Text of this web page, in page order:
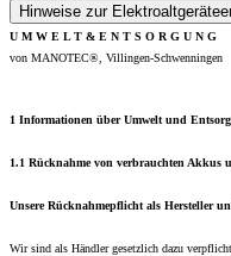
Hinweise zur
U M W E L T & E N T S O R G U N G
von MANOTEC®, Villingen-Schwenningen
1 Informationen über Umwelt und
1.1 Rücknahme von verbrauchten Akkus
Unsere Rücknahmepflicht als Hersteller
Wir sind als Händler gesetzlich dazu